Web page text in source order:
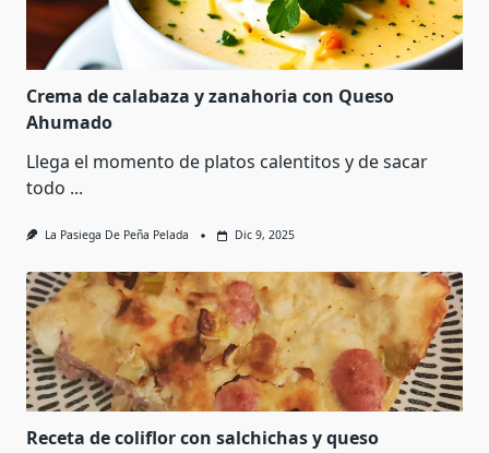
Crema de calabaza y zanahoria con Queso
Ahumado
Llega el momento de platos calentitos y de sacar
todo ...
La Pasiega De Peña Pelada Dic 9, 2025
Receta de coliflor con salchichas y queso